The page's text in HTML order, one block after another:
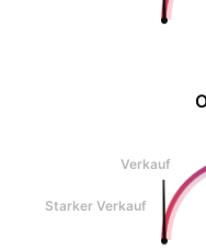
Verkauf
Starker Verkauf